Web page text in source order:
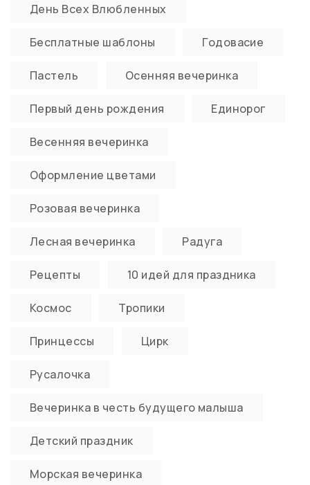
День Всех Влюбленных
Бесплатные шаблоны Годовасие
Пастель Осенняя вечеринка
Первый день рождения Единорог
Весенняя вечеринка
Оформление цветами
Розовая вечеринка
Лесная вечеринка Радуга
Рецепты 10 идей для праздника
Космос Тропики
Принцессы Цирк
Русалочка
Вечеринка в честь будущего малыша
Детский праздник
Морская вечеринка